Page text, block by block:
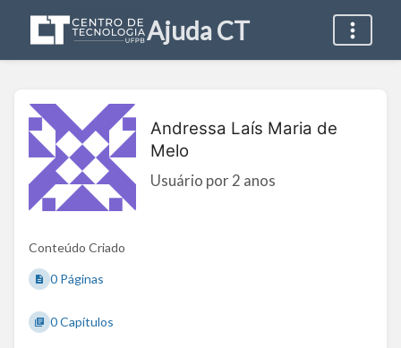
Ajuda CT
Andressa Laís Maria de
Melo
Usuário por 2 anos
Conteúdo Criado
0 Páginas
0 Capítulos